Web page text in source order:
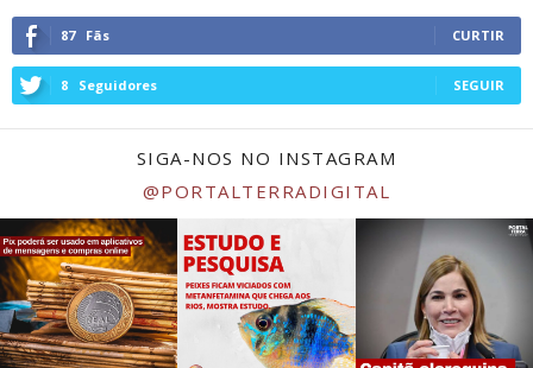
87 Fãs CURTIR
8 Seguidores SEGUIR
SIGA-NOS NO INSTAGRAM
@PORTALTERRADIGITAL